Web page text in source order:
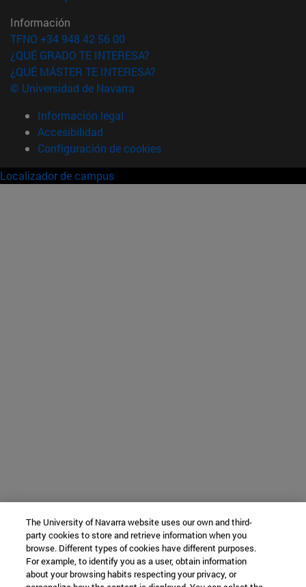
Información
TFNO +34 948 42 56 00
¿QUÉ GRADO TE INTERESA?
¿QUÉ MÁSTER TE INTERESA?
© Universidad de Navarra
Información legal
Accesibilidad
Configuración de cookies
Localizador de campus
The University of Navarra website uses our own and third-
party cookies to store and retrieve information when you
browse. Different types of cookies have different purposes.
For example, to identify you as a user, obtain information
about your browsing habits respecting your privacy, or